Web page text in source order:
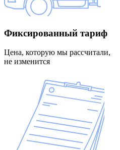
Фиксированный тариф
Цена, которую мы рассчитали,
не изменится